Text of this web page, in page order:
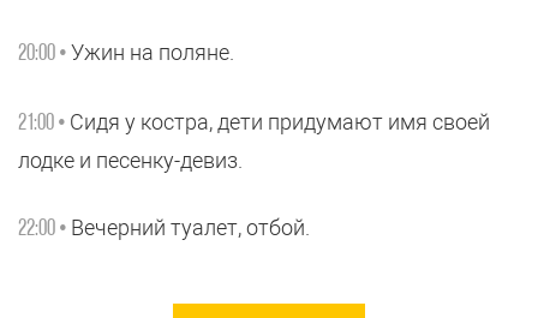
20:00 • Ужин на поляне.
21:00 • Сидя у костра, дети придумают имя своей
лодке и песенку-девиз.
22:00 • Вечерний туалет, отбой.